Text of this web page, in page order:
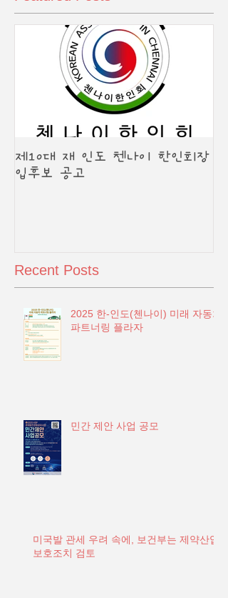
제10대 재 인도 첸나이 한인회장
입후보 공고
Recent Posts
2025 한-인도(첸나이) 미래 자동차
파트너링 플라자
민간 제안 사업 공모
미국발 관세 우려 속에, 보건부는 제약산업
보호조치 검토